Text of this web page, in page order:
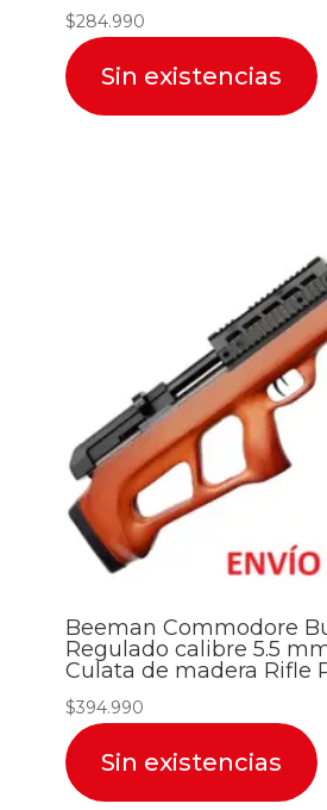
$284.990
Sin existencias
Beeman Commodore
Regulado calibre 5.5
Culata de madera Rifle
$394.990
Sin existencias